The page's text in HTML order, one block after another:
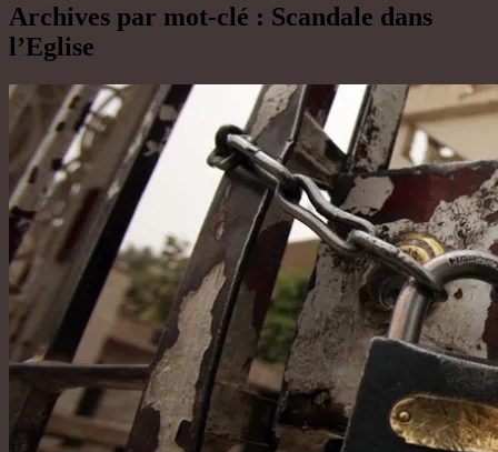
Archives par mot-clé : Scandale dans
l’Eglise